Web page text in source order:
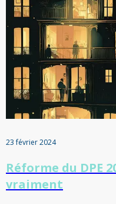
23 février 2024
Réforme du DPE
vraiment